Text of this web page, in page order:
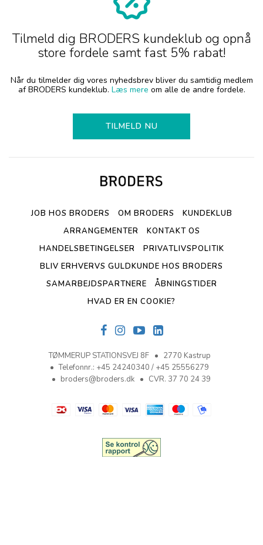
Tilmeld dig BRODERS kundeklub og opnå
store fordele samt fast 5% rabat!
Når du tilmelder dig vores nyhedsbrev bliver du samtidig medlem
af BRODERS kundeklub. Læs mere om alle de andre fordele.
TILMELD NU
JOB HOS BRODERS OM BRODERS
KUNDEKLUB
ARRANGEMENTER
KONTAKT OS
HANDELSBETINGELSER
PRIVATLIVSPOLITIK
BLIV ERHVERVS GULDKUNDE HOS BRODERS
SAMARBEJDSPARTNERE
ÅBNINGSTIDER
HVAD ER EN COOKIE?
TØMMERUP STATIONSVEJ 8F
2770 Kastrup
Telefonnr.: +45 24240340 / +45 25556279
broders@broders.dk
CVR. 37 70 24 39